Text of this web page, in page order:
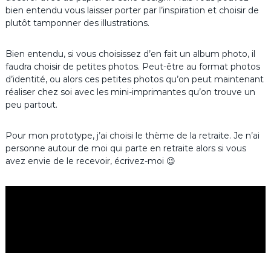
bien entendu vous laisser porter par l’inspiration et choisir de
plutôt tamponner des illustrations.
Bien entendu, si vous choisissez d’en fait un album photo, il
faudra choisir de petites photos. Peut-être au format photos
d’identité, ou alors ces petites photos qu’on peut maintenant
réaliser chez soi avec les mini-imprimantes qu’on trouve un
peu partout.
Pour mon prototype, j’ai choisi le thème de la retraite. Je n’ai
personne autour de moi qui parte en retraite alors si vous
avez envie de le recevoir, écrivez-moi 😉